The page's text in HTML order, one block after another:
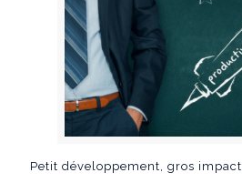
Petit développement, gros impact